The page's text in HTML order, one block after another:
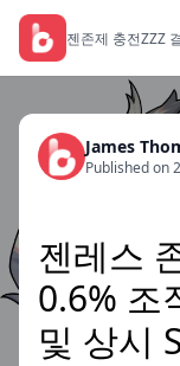
젠존제 충전ZZZ
James
Published on
젠레스
0.6% 조
및 상시